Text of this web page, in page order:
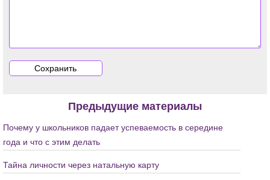
Предыдущие материалы
Почему у школьников падает успеваемость в середине
года и что с этим делать
Тайна личности через натальную карту